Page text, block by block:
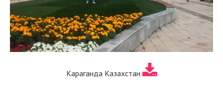
Караганда Казахстан